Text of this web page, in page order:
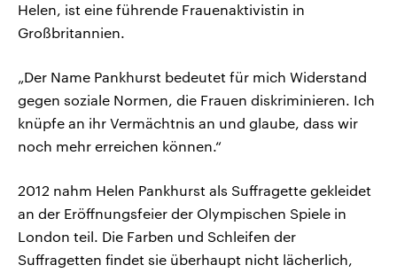
Helen, ist eine führende Frauenaktivistin in
Großbritannien.
„Der Name Pankhurst bedeutet für mich Widerstand
gegen soziale Normen, die Frauen diskriminieren. Ich
knüpfe an ihr Vermächtnis an und glaube, dass wir
noch mehr erreichen können.“
2012 nahm Helen Pankhurst als Suffragette gekleidet
an der Eröffnungsfeier der Olympischen Spiele in
London teil. Die Farben und Schleifen der
Suffragetten findet sie überhaupt nicht lächerlich,